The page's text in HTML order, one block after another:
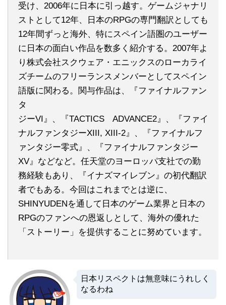
受け、2006年に日本に引っ越す。ゲームジャナリ
ストとして12年、日本のRPGの専門翻訳としても
12年間ずっと海外、特にスペイン語圏のユーザー
に日本の面白い作品を数多く紹介する。2007年よ
り株式会社スクウェア・エニックスのローカライ
ズチームのフリーランスメンバーとしてスペイン
語版に関わる。関与作品は、『ファイナルファン
タ
ジーVI』、『TACTICS ADVANCE2』、『ファイ
ナルファンタジーXIII, XIII-2』、『ファイナルフ
ァンタジー零式』、『ファイナルファンタジー
XV』などなど。任天堂のヨーロッパ支社での勤
務経験もあり、『イナズマイレブン』の初代翻訳
者でもある。今回はこれまでとは逆に、
SHINYUDENを通して日本のゲーム業界と日本の
RPGのファンへの恩返しとして、海外の優れた
「ストーリー」を提供することに努めています。
日本リスペクトは無意味にうれしく
なるわね